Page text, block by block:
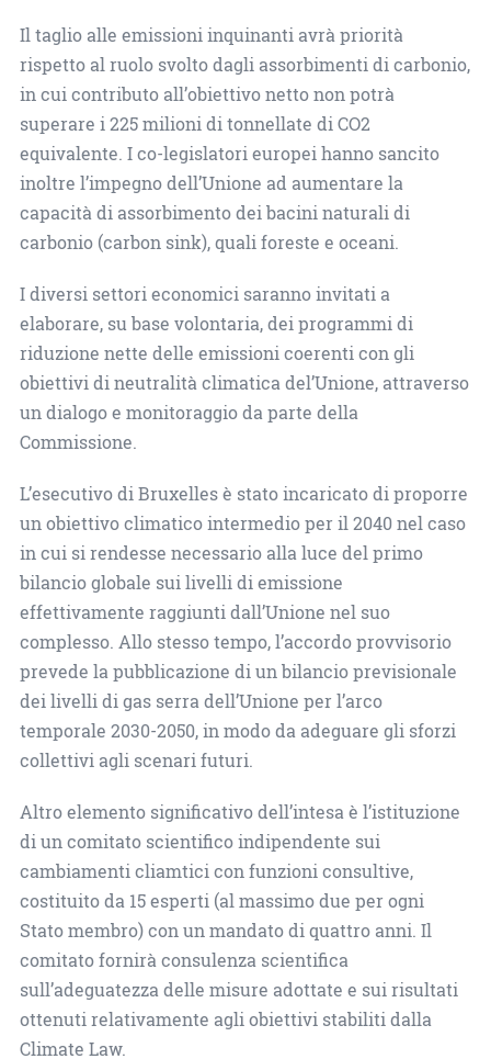
Il taglio alle emissioni inquinanti avrà priorità
rispetto al ruolo svolto dagli assorbimenti di carbonio,
in cui contributo all’obiettivo netto non potrà
superare i 225 milioni di tonnellate di CO2
equivalente. I co-legislatori europei hanno sancito
inoltre l’impegno dell’Unione ad aumentare la
capacità di assorbimento dei bacini naturali di
carbonio (carbon sink), quali foreste e oceani.
I diversi settori economici saranno invitati a
elaborare, su base volontaria, dei programmi di
riduzione nette delle emissioni coerenti con gli
obiettivi di neutralità climatica del’Unione, attraverso
un dialogo e monitoraggio da parte della
Commissione.
L’esecutivo di Bruxelles è stato incaricato di proporre
un obiettivo climatico intermedio per il 2040 nel caso
in cui si rendesse necessario alla luce del primo
bilancio globale sui livelli di emissione
effettivamente raggiunti dall’Unione nel suo
complesso. Allo stesso tempo, l’accordo provvisorio
prevede la pubblicazione di un bilancio previsionale
dei livelli di gas serra dell’Unione per l’arco
temporale 2030-2050, in modo da adeguare gli sforzi
collettivi agli scenari futuri.
Altro elemento significativo dell’intesa è l’istituzione
di un comitato scientifico indipendente sui
cambiamenti cliamtici con funzioni consultive,
costituito da 15 esperti (al massimo due per ogni
Stato membro) con un mandato di quattro anni. Il
comitato fornirà consulenza scientifica
sull’adeguatezza delle misure adottate e sui risultati
ottenuti relativamente agli obiettivi stabiliti dalla
Climate Law.